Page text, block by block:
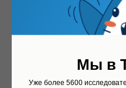
Получите
и
Мы в
Уже более 5600